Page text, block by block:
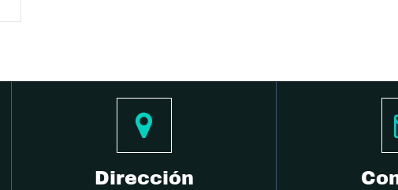
Dirección